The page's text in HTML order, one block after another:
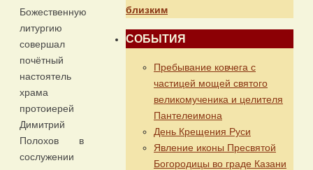
Божественную
литургию
совершал
почётный
настоятель
храма
протоиерей
Димитрий
Полохов в
сослужении
близким
СОБЫТИЯ
Пребывание ковчега с
частицей мощей святого
великомученика и целителя
Пантелеимона
День Крещения Руси
Явление иконы Пресвятой
Богородицы во граде Казани